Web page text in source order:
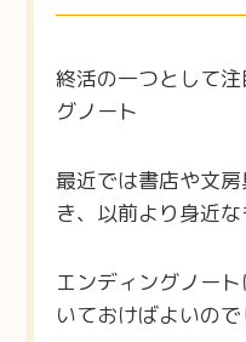
終活の一つとして
グノート
最近では書店や文
き、以前より身近
エンディングノー
いておけばよいの